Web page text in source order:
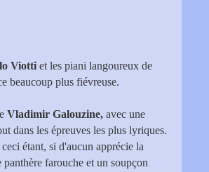
Viotti et les piani langoureux de
beaucoup plus fiévreuse.
Vladimir Galouzine, avec une
dans les épreuves les plus lyriques.
ceci étant, si d'aucun apprécie la
farouche et un soupçon